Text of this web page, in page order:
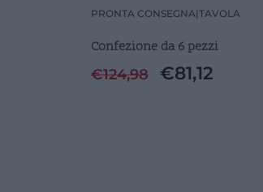
Pezzi
PRONTA CONSEGNA|TAVOLA
Confezione da 6 pezzi
€124,98 €81,12